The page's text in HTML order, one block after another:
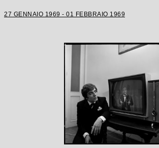
27 GENNAIO 1969 - 01 FEBBRAIO 1969